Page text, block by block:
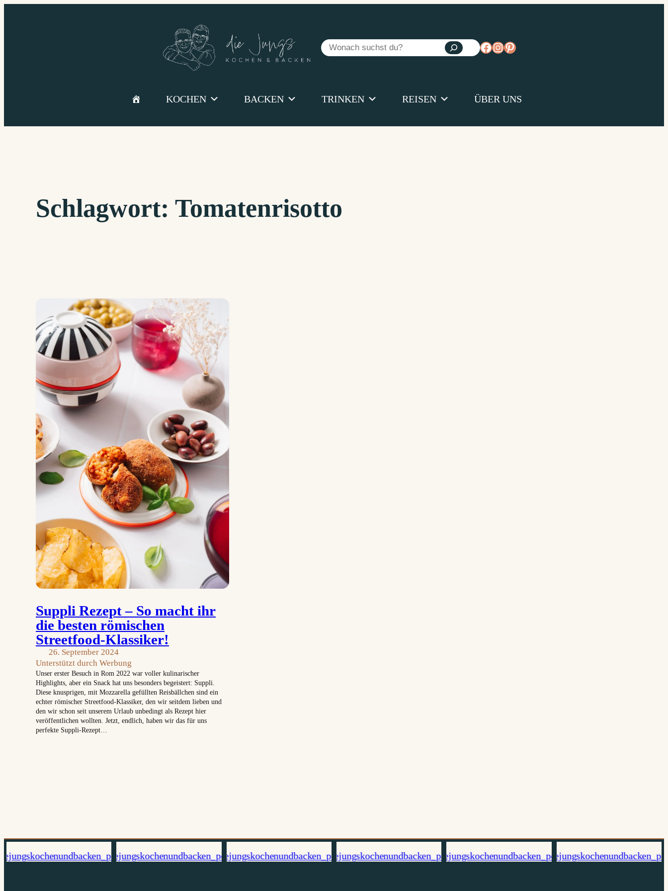
Suchen
https://www.facebook.com/
https://www.instagram.com/
https://www.pinterest.de/diejungs/
KOCHEN BACKEN TRINKEN REISEN ÜBER UNS
Schlagwort: Tomatenrisotto
Suppli Rezept – So macht ihr
die besten römischen
Streetfood-Klassiker!
26. September 2024
Unterstützt durch Werbung
Unser erster Besuch in Rom 2022 war voller kulinarischer
Highlights, aber ein Snack hat uns besonders begeistert: Suppli.
Diese knusprigen, mit Mozzarella gefüllten Reisbällchen sind ein
echter römischer Streetfood-Klassiker, den wir seitdem lieben und
den wir schon seit unserem Urlaub unbedingt als Rezept hier
veröffentlichen wollten. Jetzt, endlich, haben wir das für uns
perfekte Suppli-Rezept…